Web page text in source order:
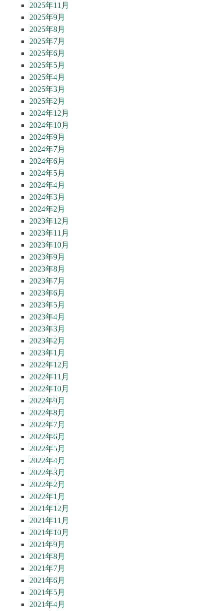
2025年11月
2025年9月
2025年8月
2025年7月
2025年6月
2025年5月
2025年4月
2025年3月
2025年2月
2024年12月
2024年10月
2024年9月
2024年7月
2024年6月
2024年5月
2024年4月
2024年3月
2024年2月
2023年12月
2023年11月
2023年10月
2023年9月
2023年8月
2023年7月
2023年6月
2023年5月
2023年4月
2023年3月
2023年2月
2023年1月
2022年12月
2022年11月
2022年10月
2022年9月
2022年8月
2022年7月
2022年6月
2022年5月
2022年4月
2022年3月
2022年2月
2022年1月
2021年12月
2021年11月
2021年10月
2021年9月
2021年8月
2021年7月
2021年6月
2021年5月
2021年4月